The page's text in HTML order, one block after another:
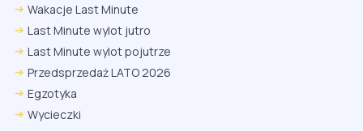
Wakacje Last Minute
Last Minute wylot jutro
Last Minute wylot pojutrze
Przedsprzedaż LATO 2026
Egzotyka
Wycieczki